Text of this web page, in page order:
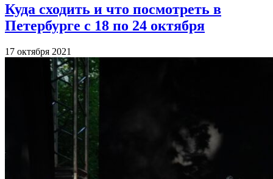
Куда сходить и что посмотреть в
Петербурге с 18 по 24 октября
17 октября 2021